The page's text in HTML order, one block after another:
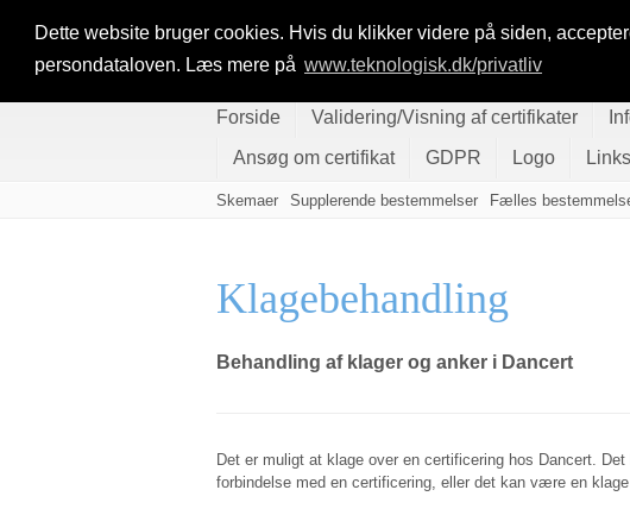
Dette website bruger cookies. Hvis du klikker videre på siden,
persondataloven. Læs mere på www.teknologisk.dk/privatliv
Forside Validering/Visning af certifikater
Skemaer Supplerende bestemmelser Fælles
Ansøg om certifikat GDPR Logo Links
Klagebehandling
Behandling af klager og anker i Dancert
Det er muligt at klage over en certificering hos Dancert.
forbindelse med en certificering, eller det kan være en